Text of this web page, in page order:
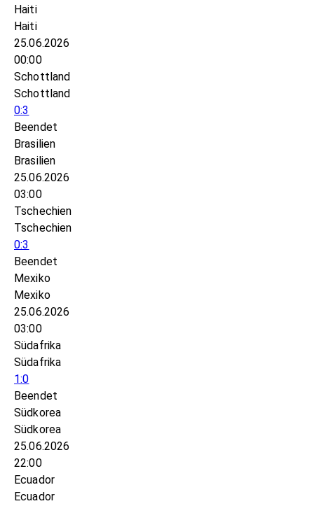
Haiti
Haiti
25.06.2026
00:00
Schottland
Schottland
0:3
Beendet
Brasilien
Brasilien
25.06.2026
03:00
Tschechien
Tschechien
0:3
Beendet
Mexiko
Mexiko
25.06.2026
03:00
Südafrika
Südafrika
1:0
Beendet
Südkorea
Südkorea
25.06.2026
22:00
Ecuador
Ecuador